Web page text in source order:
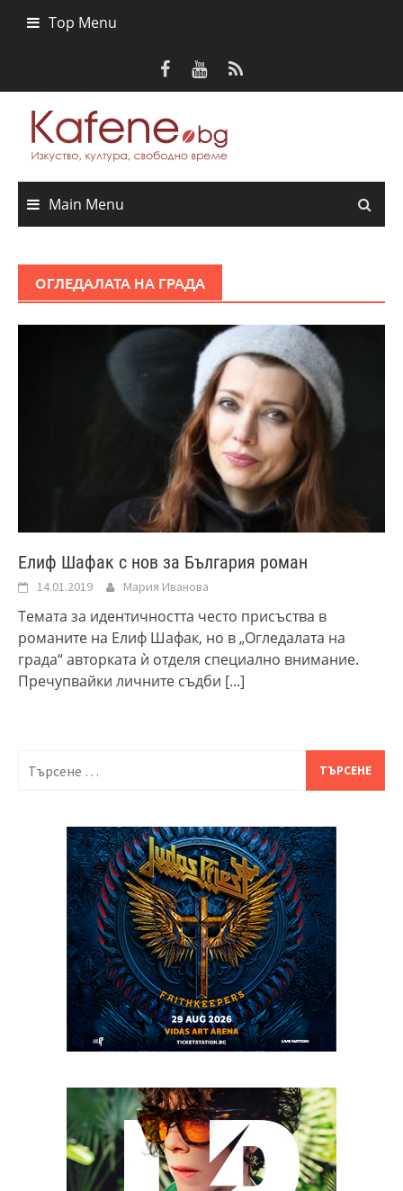
Top Menu
Main Menu
ОГЛЕДАЛАТА НА ГРАДА
Елиф Шафак с нов за България роман
14.01.2019 Мария Иванова
Темата за идентичността често присъства в
романите на Елиф Шафак, но в „Огледалата на
града“ авторката ѝ отделя специално внимание.
Пречупвайки личните съдби [...]
за: